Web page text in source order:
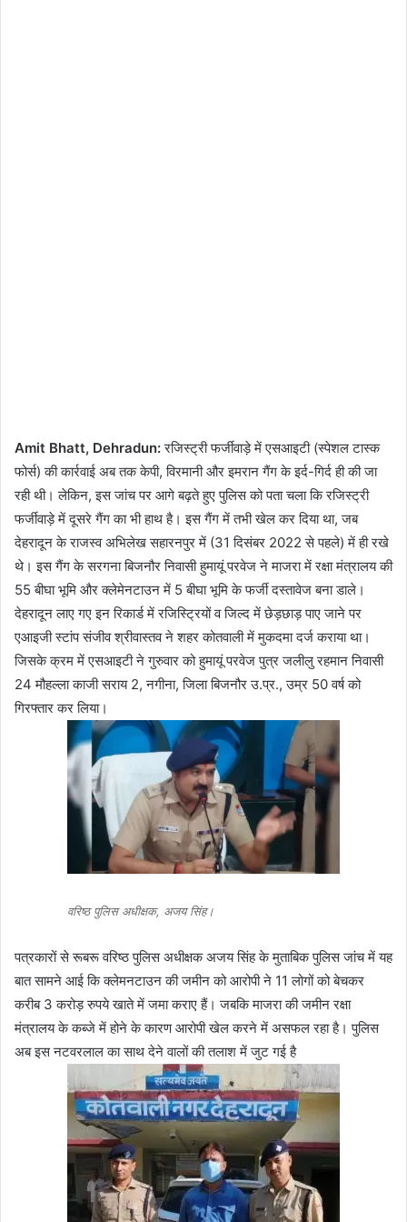
Amit Bhatt, Dehradun:रजिस्ट्री फर्जीवाड़े में एसआइटी (स्पेशल टास्क
फोर्स) की कार्रवाई अब तक केपी, विरमानी और इमरान गैंग के इर्द-गिर्द ही की जा
रही थी। लेकिन, इस जांच पर आगे बढ़ते हुए पुलिस को पता चला कि रजिस्ट्री
फर्जीवाड़े में दूसरे गैंग का भी हाथ है। इस गैंग में तभी खेल कर दिया था, जब
देहरादून के राजस्व अभिलेख सहारनपुर में (31 दिसंबर 2022 से पहले) में ही रखे
थे। इस गैंग के सरगना बिजनौर निवासी हुमायूं परवेज ने माजरा में रक्षा मंत्रालय की
55 बीघा भूमि और क्लेमेनटाउन में 5 बीघा भूमि के फर्जी दस्तावेज बना डाले।
देहरादून लाए गए इन रिकार्ड में रजिस्ट्रियों व जिल्द में छेड़छाड़ पाए जाने पर
एआइजी स्टांप संजीव श्रीवास्तव ने शहर कोतवाली में मुकदमा दर्ज कराया था।
जिसके क्रम में एसआइटी ने गुरुवार को हुमायूं परवेज पुत्र जलीलु रहमान निवासी
24 मौहल्ला काजी सराय 2, नगीना, जिला बिजनौर उ.प्र., उम्र 50 वर्ष को
गिरफ्तार कर लिया।
वरिष्ठ पुलिस अधीक्षक, अजय सिंह।
पत्रकारों से रूबरू वरिष्ठ पुलिस अधीक्षक अजय सिंह के मुताबिक पुलिस जांच में यह
बात सामने आई कि क्लेमनटाउन की जमीन को आरोपी ने 11 लोगों को बेचकर
करीब 3 करोड़ रुपये खाते में जमा कराए हैं। जबकि माजरा की जमीन रक्षा
मंत्रालय के कब्जे में होने के कारण आरोपी खेल करने में असफल रहा है। पुलिस
अब इस नटवरलाल का साथ देने वालों की तलाश में जुट गई है